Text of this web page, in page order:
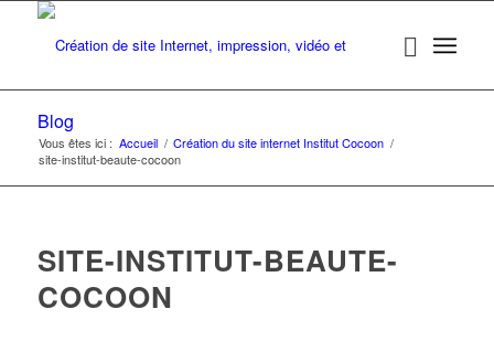
Blog
Vous êtes ici : Accueil / Création du site internet Institut Cocoon /
site-institut-beaute-cocoon
SITE-INSTITUT-BEAUTE-
COCOON